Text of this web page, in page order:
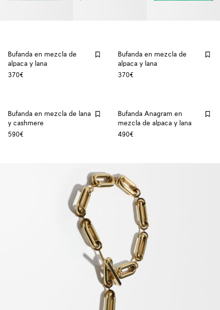
Bufanda en mezcla de
alpaca y lana
370€
Bufanda en mezcla de
alpaca y lana
370€
Bufanda en mezcla de lana
y cashmere
590€
Bufanda Anagram en
mezcla de alpaca y lana
490€